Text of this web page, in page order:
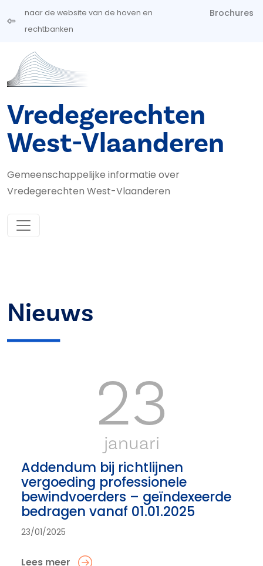
Overslaan en naar de inhoud gaan
naar de website van de hoven en
rechtbanken
Brochures
Vredegerechten
West-Vlaanderen
Gemeenschappelijke informatie over
Vredegerechten West-Vlaanderen
Nieuws
23
januari
Addendum bij richtlijnen
vergoeding professionele
bewindvoerders – geïndexeerde
bedragen vanaf 01.01.2025
23/01/2025
Lees meer